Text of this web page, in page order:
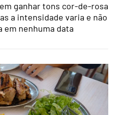
ganhar tons cor-de-rosa
a intensidade varia e não
em nenhuma data